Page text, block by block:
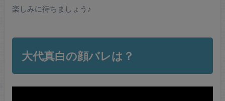
楽しみに待ちましょう♪
大代真白の顔バレは？